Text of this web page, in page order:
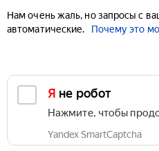
Нам очень жаль, но запросы с
автоматические.
Почему это
Я не робот
Нажмите, чтобы
Yandex SmartCaptcha